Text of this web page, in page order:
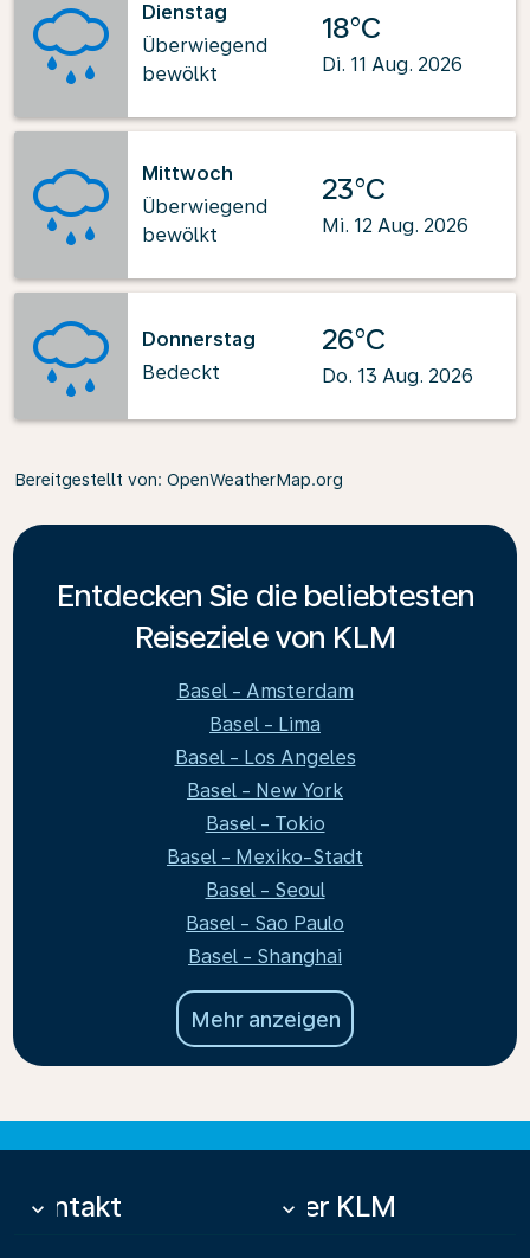
Dienstag
Überwiegend
bewölkt
18°C
Di. 11 Aug. 2026
Mittwoch
Überwiegend
bewölkt
23°C
Mi. 12 Aug. 2026
Donnerstag
Bedeckt
26°C
Do. 13 Aug. 2026
Bereitgestellt von: OpenWeatherMap.org
Entdecken Sie die beliebtesten
Reiseziele von KLM
Basel - Amsterdam
Basel - Lima
Basel - Los Angeles
Basel - New York
Basel - Tokio
Basel - Mexiko-Stadt
Basel - Seoul
Basel - Sao Paulo
Basel - Shanghai
Mehr anzeigen
Kontakt
keyboard_arrow_down Über KLM
keyboard_arrow_down